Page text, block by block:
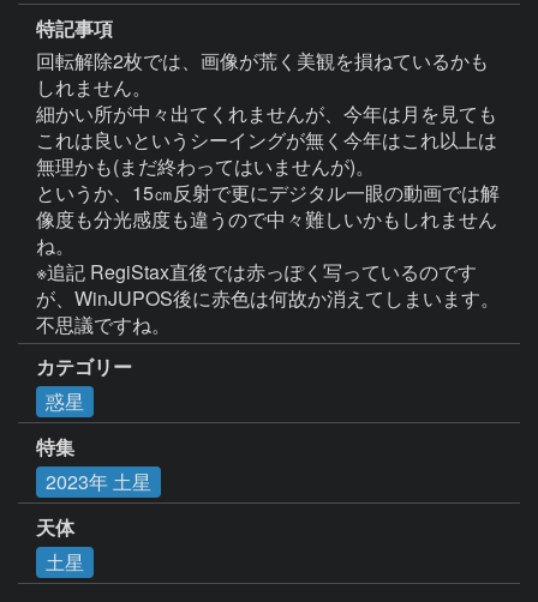
特記事項
回転解除2枚では、画像が荒く美観を損ねているかも
しれません。
細かい所が中々出てくれませんが、今年は月を見ても
これは良いというシーイングが無く今年はこれ以上は
無理かも(まだ終わってはいませんが)。
というか、15㎝反射で更にデジタル一眼の動画では解
像度も分光感度も違うので中々難しいかもしれません
ね。
※追記 RegiStax直後では赤っぽく写っているのです
が、WinJUPOS後に赤色は何故か消えてしまいます。
不思議ですね。
カテゴリー
惑星
特集
2023年 土星
天体
土星